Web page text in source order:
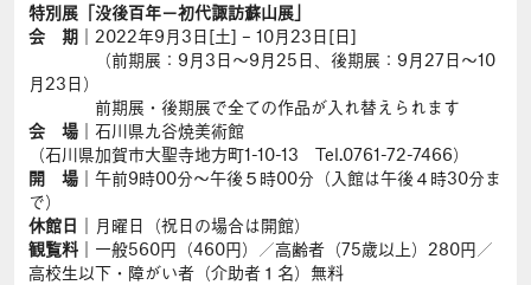
特別展「没後百年－初代諏訪蘇山展」
会 期
｜2022年9月3日[土] – 10月23日[日]
（前期展：9月3日〜9月25日、後期展：9月27日〜10
月23日）
前期展・後期展で全ての作品が入れ替えられます
会 場 ｜石川県九谷焼美術館
（石川県加賀市大聖寺地方町1-10-13 Tel.0761-72-7466）
開 場 ｜午前9時00分～午後５時00分（入館は午後４時30分ま
で）
休館日
｜月曜日（祝日の場合は開館）
観覧料 ｜一般560円（460円）／高齢者（75歳以上）280円／
高校生以下・障がい者（介助者１名）無料